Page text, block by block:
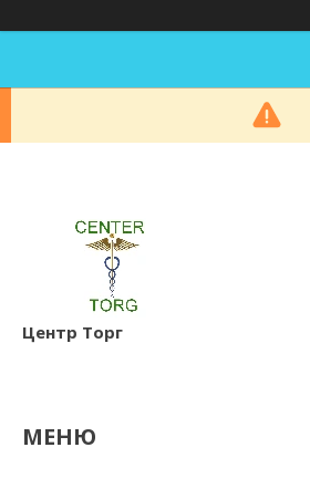
Центр Торг